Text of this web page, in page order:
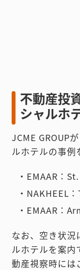
不動産投
シャルホ
JCME GROUP
ルホテルの事例
・EMAAR：
・NAKHEEL
・EMAAR：
なお、空き状況
ルホテルを案内
動産視察時には